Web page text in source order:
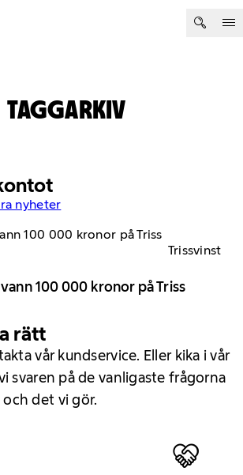
TAGGARKIV
nyheter
Trissvinst
100 000 kronor på Triss
rätt
vår kundservice. Eller kika i vår
svaren på de vanligaste frågorna
och det vi gör.